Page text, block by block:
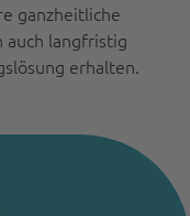
ganzheitliche
auch langfristig
erhalten.